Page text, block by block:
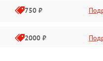
750 ₽
2000 ₽